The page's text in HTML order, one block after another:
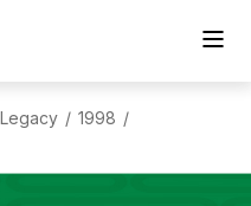
Legacy / 1998 /